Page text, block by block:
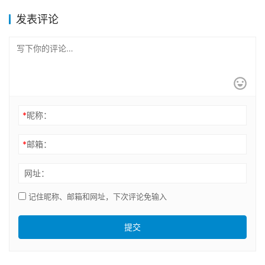
发表评论
*昵称：
*邮箱：
网址：
记住昵称、邮箱和网址，下次评论免输入
提交